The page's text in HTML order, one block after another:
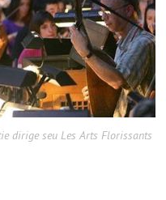
dirige seu Les Arts Florissants